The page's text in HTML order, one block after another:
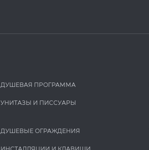
ДУШЕВАЯ ПРОГРАММА
УНИТАЗЫ И ПИCCУАРЫ
ДУШЕВЫЕ ОГРАЖДЕНИЯ